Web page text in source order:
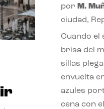
por M.
ciudad,
Cuando el
brisa del
sillas
envuelta
azules
cena con